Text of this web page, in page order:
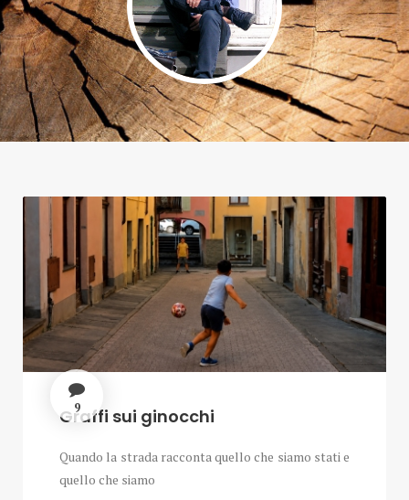
9
Graffi sui ginocchi
Quando la strada racconta quello che siamo stati e
quello che siamo